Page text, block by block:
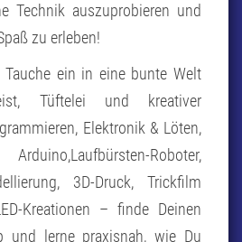
Technik auszuprobieren und
zu erleben!
Tauche ein in eine bunte Welt
Tüftelei und kreativer
Elektronik & Löten,
Roboter,
3D-Druck, Trickfilm
Kreationen – finde Deinen
und lerne praxisnah, wie Du